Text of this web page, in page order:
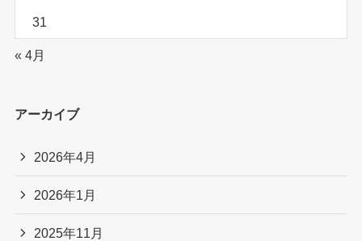
31
« 4月
アーカイブ
2026年4月
2026年1月
2025年11月